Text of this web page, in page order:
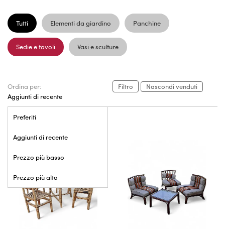
Tutti Elementi da giardino Panchine
Sedie e tavoli Vasi e sculture
Ordina per:
Aggiunti di recente
Preferiti
Aggiunti di recente
Prezzo più basso
Prezzo più alto
Filtro Nascondi venduti